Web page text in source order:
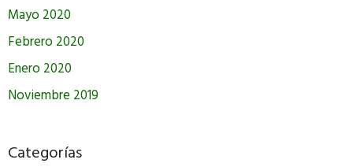
Mayo 2020
Febrero 2020
Enero 2020
Noviembre 2019
Categorías